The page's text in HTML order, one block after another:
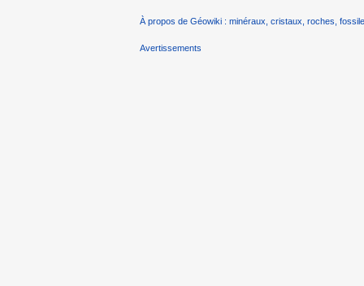
À propos de Géowiki : minéraux, cristaux, roches,
Avertissements